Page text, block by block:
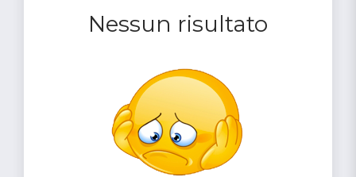
Nessun risultato